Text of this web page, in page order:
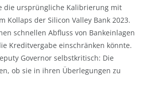
die ursprüngliche Kalibrierung mit
Kollaps der Silicon Valley Bank 2023.
schnellen Abfluss von Bankeinlagen
Kreditvergabe einschränken könnte.
Governor selbstkritisch: Die
ob sie in ihren Überlegungen zu